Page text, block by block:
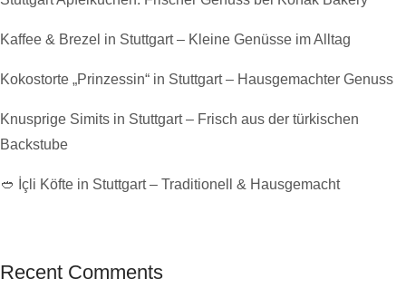
Kaffee & Brezel in Stuttgart – Kleine Genüsse im Alltag
Kokostorte „Prinzessin“ in Stuttgart – Hausgemachter Genuss
Knusprige Simits in Stuttgart – Frisch aus der türkischen
Backstube
🥙 İçli Köfte in Stuttgart – Traditionell & Hausgemacht
Recent Comments